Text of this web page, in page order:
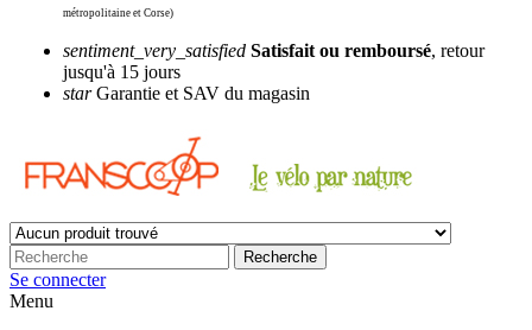
métropolitaine et Corse)
sentiment_very_satisfied Satisfait ou remboursé, retour
jusqu'à 15 jours
starGarantie et SAV du magasin
Recherche
Se connecter
Menu